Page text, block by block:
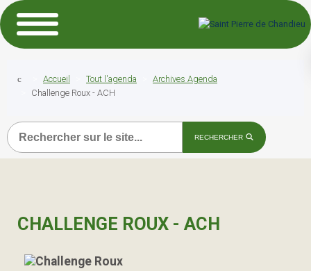
Accueil Tout l'agenda
Archives Agenda
Challenge Roux - ACH
Recherche
RECHERCHER
CHALLENGE ROUX - ACH